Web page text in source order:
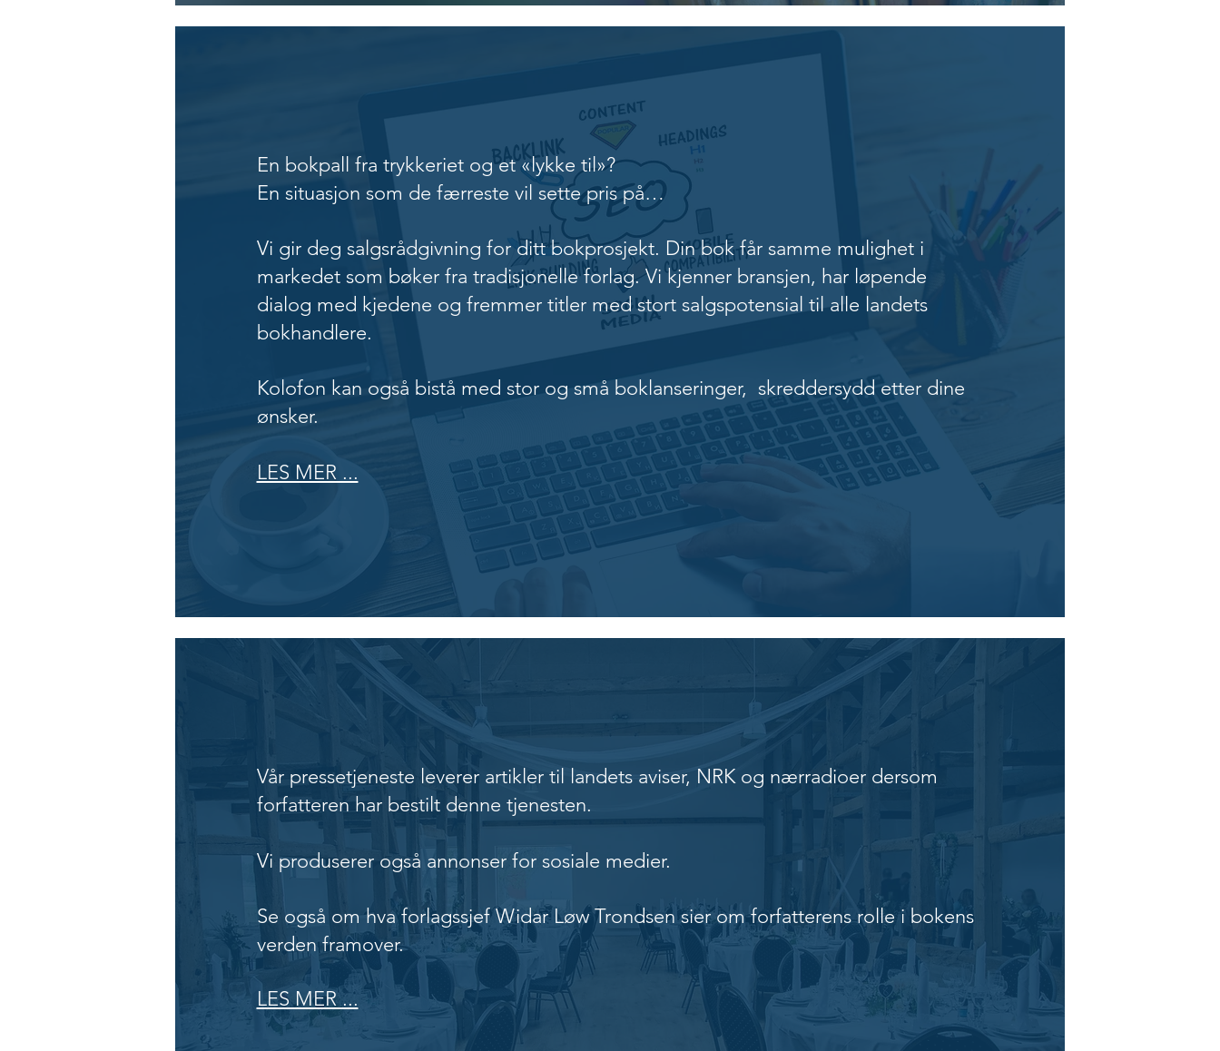
Salg og markedsføring
En bokpall fra trykkeriet og et «lykke til»?
En situasjon som de færreste vil sette pris på…
Vi gir deg salgsrådgivning for ditt bokprosjekt. Din bok får samme mulighet i
markedet som bøker fra tradisjonelle forlag. Vi kjenner bransjen, har løpende
dialog med kjedene og fremmer titler med stort salgspotensial til alle landets
bokhandlere.
Kolofon kan også bistå med stor og små boklanseringer, skreddersydd etter dine
ønsker.
LES MER ...
Pressetjenester
Vår pressetjeneste leverer artikler til landets aviser, NRK og nærradioer dersom
forfatteren har bestilt denne tjenesten.
Vi produserer også annonser for sosiale medier.
Se også om hva forlagssjef Widar Løw Trondsen sier om forfatterens rolle i bokens
verden framover.
LES MER ...